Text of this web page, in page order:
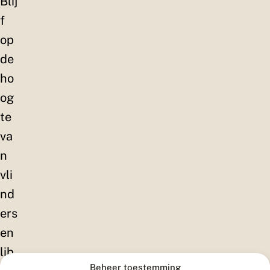
Beheer toestemming
f
op
de
ho
og
te
va
n
vli
nd
ers
en
lib